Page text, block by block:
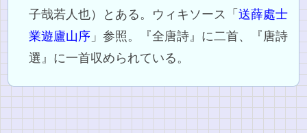
子哉若人也）とある。ウィキソース「送薛處士
業遊廬山序 」参照。『全唐詩』に二首、『唐詩
選』に一首収められている。